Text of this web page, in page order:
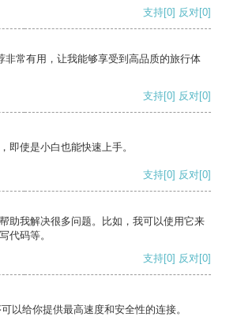
支持[0] 反对[0]
非常有用，让我能够享受到高品质的旅行体
支持[0] 反对[0]
即使是小白也能快速上手。
支持[0] 反对[0]
助我解决很多问题。比如，我可以使用它来
代码等。
支持[0] 反对[0]
以给你提供最高速度和安全性的连接。